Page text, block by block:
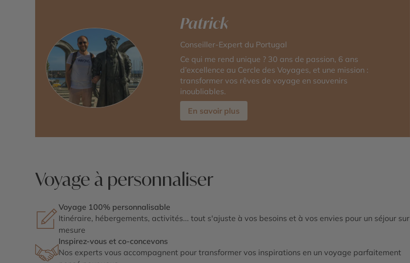
Patrick
Conseiller-Expert du Portugal
Ce qui me rend unique ? 30 ans de passion, 6 ans
d’excellence au Cercle des Voyages, et une mission :
transformer vos rêves de voyage en souvenirs
inoubliables.
En savoir plus
Voyage à personnaliser
Voyage 100% personnalisable
Itinéraire, hébergements, activités... tout s'ajuste à vos besoins et à vos envies pour un séjour sur
mesure
Inspirez-vous et co-concevons
Nos experts vous accompagnent pour transformer vos inspirations en un voyage parfaitement